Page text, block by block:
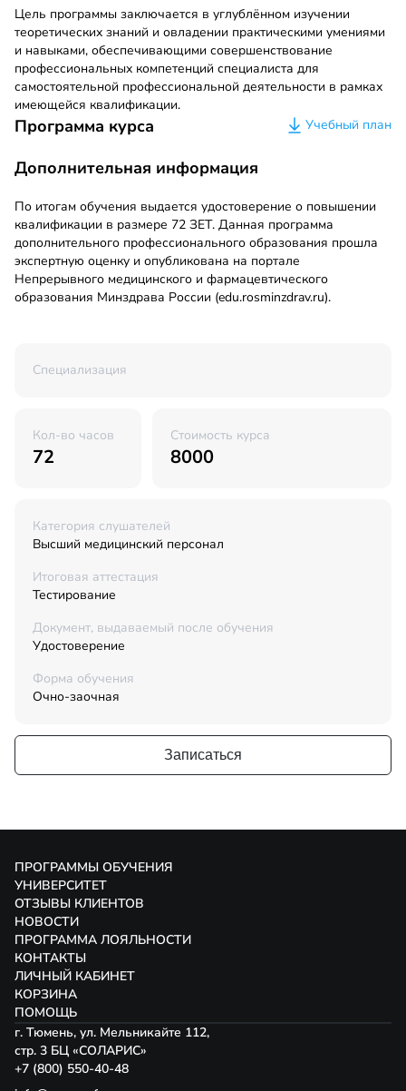
Цель программы заключается в углублённом изучении
теоретических знаний и овладении практическими умениями
и навыками, обеспечивающими совершенствование
профессиональных компетенций специалиста для
самостоятельной профессиональной деятельности в рамках
имеющейся квалификации.
Программа курса Учебный план
Дополнительная информация
По итогам обучения выдается удостоверение о повышении
квалификации в размере 72 ЗЕТ. Данная программа
дополнительного профессионального образования прошла
экспертную оценку и опубликована на портале
Непрерывного медицинского и фармацевтического
образования Минздрава России (edu.rosminzdrav.ru).
Специализация
Кол-во часов
72
Стоимость курса
8000
Категория слушателей
Высший медицинский персонал
Итоговая аттестация
Тестирование
Документ, выдаваемый после обучения
Удостоверение
Форма обучения
Очно-заочная
Записаться
ПРОГРАММЫ ОБУЧЕНИЯ
УНИВЕРСИТЕТ
ОТЗЫВЫ КЛИЕНТОВ
НОВОСТИ
ПРОГРАММА ЛОЯЛЬНОСТИ
КОНТАКТЫ
ЛИЧНЫЙ КАБИНЕТ
КОРЗИНА
ПОМОЩЬ
г. Тюмень, ул. Мельникайте 112,
стр. 3 БЦ «СОЛАРИС»
+7 (800) 550-40-48